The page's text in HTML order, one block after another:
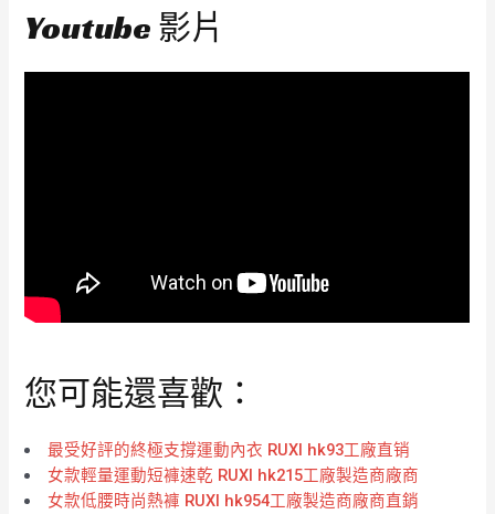
Youtube 影片
您可能還喜歡：
最受好評的終極支撐運動內衣 RUXI hk93工廠直销
女款輕量運動短褲速乾 RUXI hk215工廠製造商廠商
女款低腰時尚熱褲 RUXI hk954工廠製造商廠商直銷